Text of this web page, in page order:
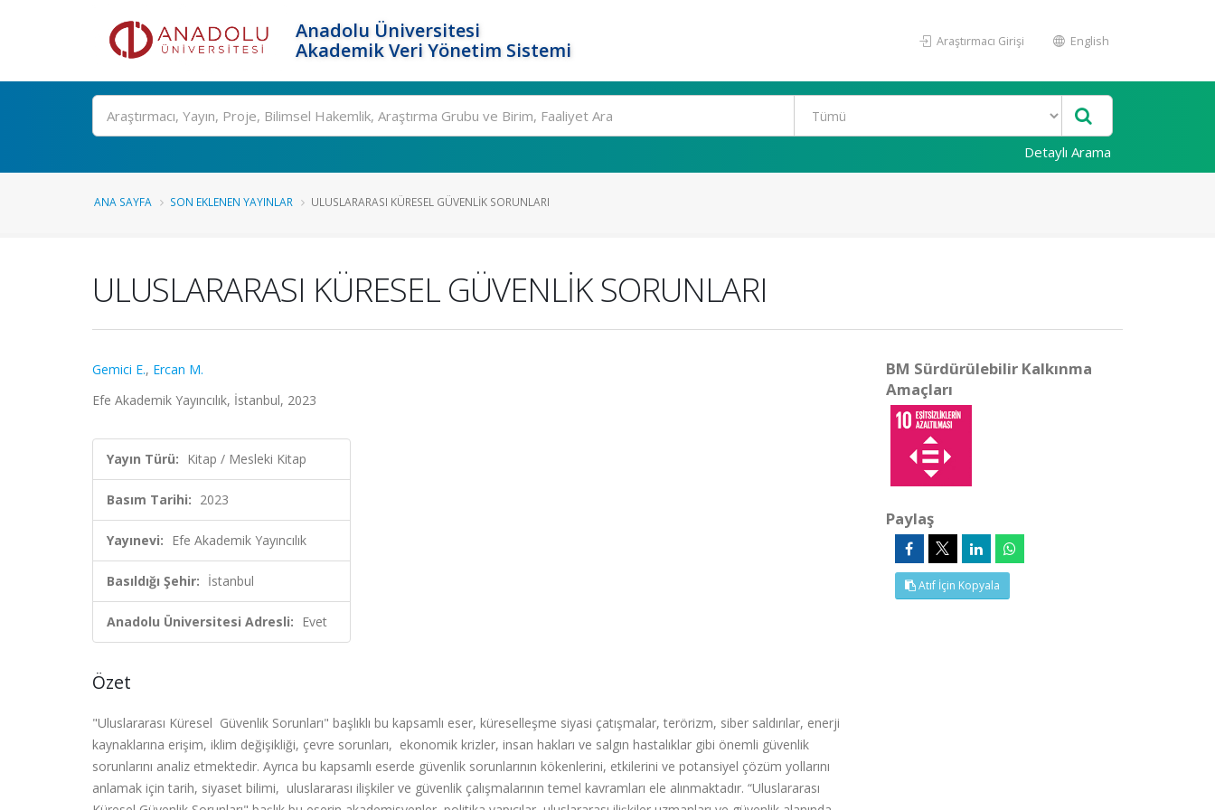
Anadolu Üniversitesi
Akademik Veri Yönetim Sistemi
Araştırmacı Girişi English
Ara
Detaylı Arama
ANA SAYFA SON EKLENEN YAYINLAR ULUSLARARASI KÜRESEL GÜVENLİK SORUNLARI
ULUSLARARASI KÜRESEL GÜVENLİK SORUNLARI
Gemici E., Ercan M.
Efe Akademik Yayıncılık, İstanbul, 2023
Yayın Türü: Kitap / Mesleki Kitap
Basım Tarihi: 2023
Yayınevi: Efe Akademik Yayıncılık
Basıldığı Şehir: İstanbul
Anadolu Üniversitesi Adresli: Evet
Özet
"Uluslararası Küresel Güvenlik Sorunları" başlıklı bu kapsamlı eser, küreselleşme siyasi çatışmalar, terörizm, siber saldırılar, enerji
kaynaklarına erişim, iklim değişikliği, çevre sorunları, ekonomik krizler, insan hakları ve salgın hastalıklar gibi önemli güvenlik
sorunlarını analiz etmektedir. Ayrıca bu kapsamlı eserde güvenlik sorunlarının kökenlerini, etkilerini ve potansiyel çözüm yollarını
anlamak için tarih, siyaset bilimi, uluslararası ilişkiler ve güvenlik çalışmalarının temel kavramları ele alınmaktadır. “Uluslararası
BM Sürdürülebilir Kalkınma
Amaçları
Paylaş
Atıf İçin Kopyala